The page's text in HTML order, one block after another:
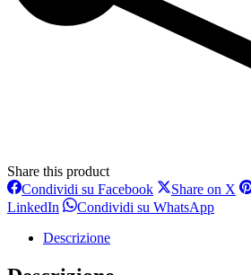
Share this product
Condividi su FacebookCondividi
su
Facebook
Share on X
LinkedIn Condividi
LinkedIn
Condividi su WhatsApp
Descrizione